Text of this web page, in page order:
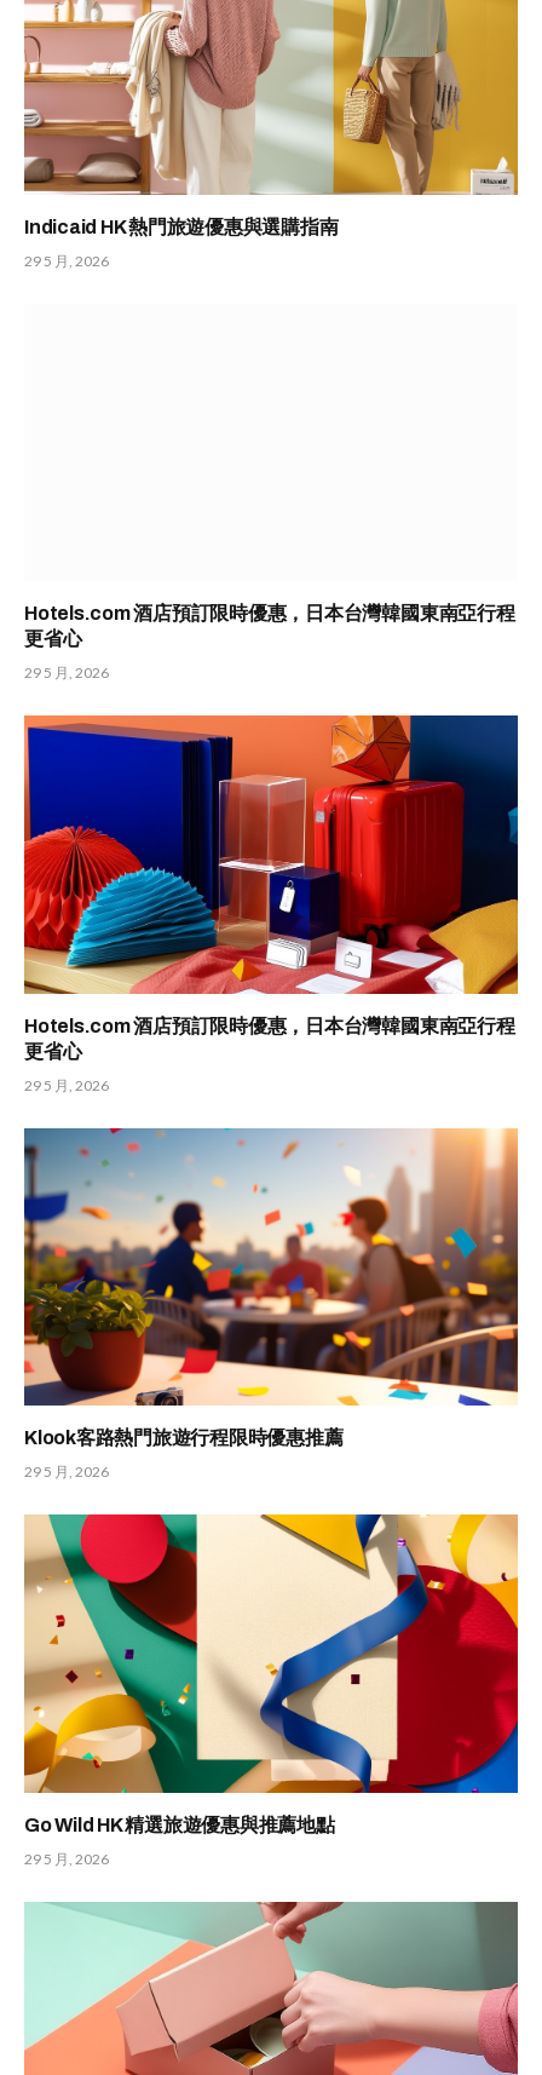
Indicaid HK 熱門旅遊優惠與選購指南
29 5 月, 2026
Hotels.com 酒店預訂限時優惠，日本台灣韓國東南亞行程
更省心
29 5 月, 2026
Hotels.com 酒店預訂限時優惠，日本台灣韓國東南亞行程
更省心
29 5 月, 2026
Klook客路熱門旅遊行程限時優惠推薦
29 5 月, 2026
Go Wild HK 精選旅遊優惠與推薦地點
29 5 月, 2026